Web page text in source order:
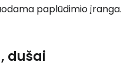
paplūdimio įranga.
dušai